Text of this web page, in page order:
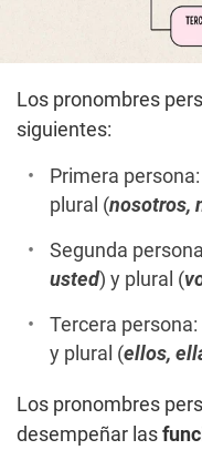
Los pronombres
siguientes:
Primera
plural (nosotros,
Segunda
usted) y plural (
Tercera
y plural (ellos,
Los pronombres
desempeñar las